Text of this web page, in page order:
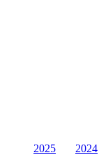
2025
2024